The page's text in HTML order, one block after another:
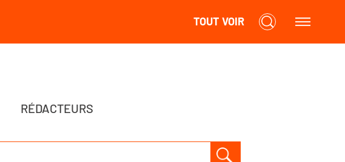
TOUT VOIR
RÉDACTEURS